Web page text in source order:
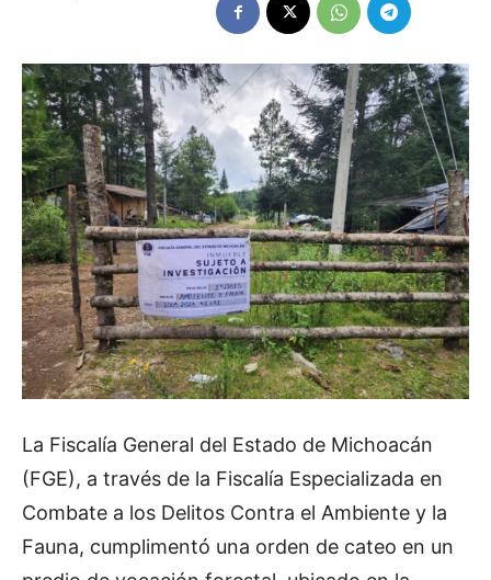
La Fiscalía General del Estado de Michoacán
(FGE), a través de la Fiscalía Especializada en
Combate a los Delitos Contra el Ambiente y la
Fauna, cumplimentó una orden de cateo en un